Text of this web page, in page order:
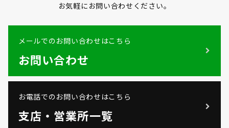
お気軽にお問い合わせください。
メールでのお問い合わせはこちら
お問い合わせ
お電話でのお問い合わせはこちら
支店・営業所一覧